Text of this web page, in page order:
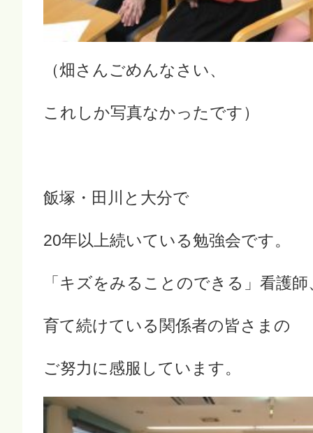
（畑さんごめんなさい、
これしか写真なかったです）
飯塚・田川と大分で
20年以上続いている勉強会です。
「キズをみることのできる」看護
育て続けている関係者の皆さまの
ご努力に感服しています。